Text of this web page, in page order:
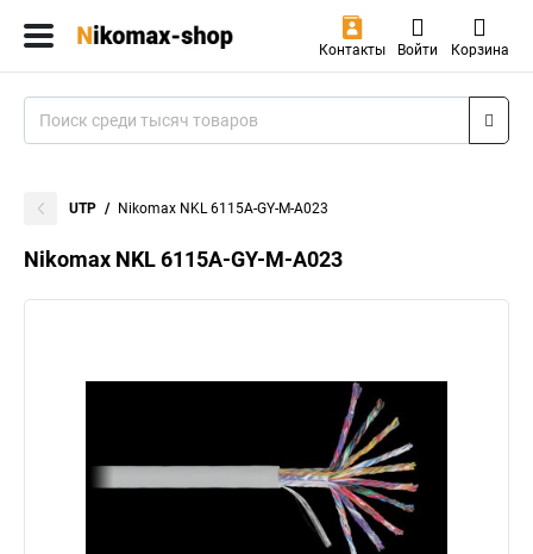
Контакты Войти Корзина
UTP Nikomax NKL 6115A-GY-M-A023
Nikomax NKL 6115A-GY-M-A023